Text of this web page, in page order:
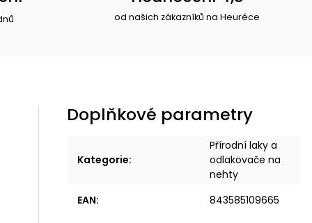
od našich zákazníků na Heuréce
Doplňkové parametry
Kategorie:
Přírodní laky a
odlakovače na
nehty
EAN: 843585109665